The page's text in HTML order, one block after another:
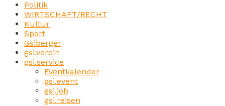
Politik
WIRTSCHAFT/RECHT
Kultur
Sport
Gsiberger
gsi.verein
gsi.service
Eventkalender
gsi.event
gsi.job
gsi.reisen